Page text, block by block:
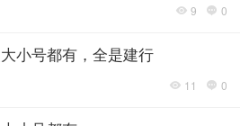
 9  0
小号都有，全是建行
 11  0